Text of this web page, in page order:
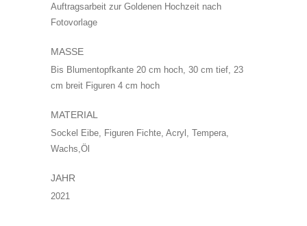
Auftragsarbeit zur Goldenen Hochzeit nach
Fotovorlage
MASSE
Bis Blumentopfkante 20 cm hoch, 30 cm tief, 23
cm breit Figuren 4 cm hoch
MATERIAL
Sockel Eibe, Figuren Fichte, Acryl, Tempera,
Wachs,Öl
JAHR
2021